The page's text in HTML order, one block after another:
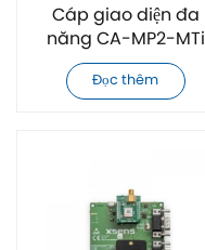
Cáp giao diện đa
năng CA-MP2-MTi
chính hãng dành cho
các mô-đun Xsens
Đọc thêm